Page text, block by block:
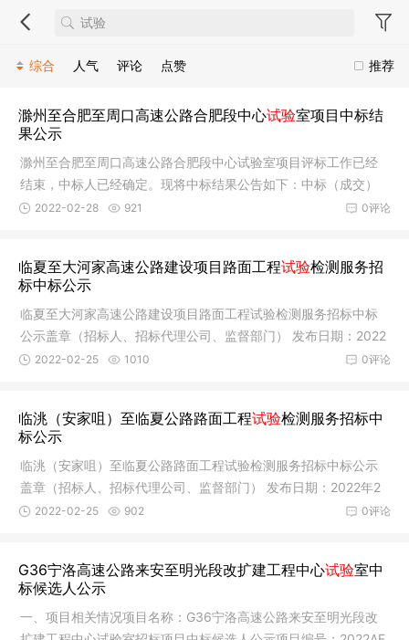
推荐
综合 人气 评论 点赞
滁州至合肥至周口高速公路合肥段中心试验室项目中标结
果公示
滁州至合肥至周口高速公路合肥段中心试验室项目评标工作已经
结束，中标人已经确定。现将中标结果公告如下：中标（成交）
单位名称
0评论
2022-02-28 921
临夏至大河家高速公路建设项目路面工程试验检测服务招
标中标公示
临夏至大河家高速公路建设项目路面工程试验检测服务招标中标
公示盖章（招标人、招标代理公司、监督部门） 发布日期：2022
年2月25
0评论
2022-02-25 1010
临洮（安家咀）至临夏公路路面工程试验检测服务招标中
标公示
临洮（安家咀）至临夏公路路面工程试验检测服务招标中标公示
盖章（招标人、招标代理公司、监督部门） 发布日期：2022年2
月25日项
0评论
2022-02-25 902
G36宁洛高速公路来安至明光段改扩建工程中心试验室中
标候选人公示
一、项目相关情况项目名称：G36宁洛高速公路来安至明光段改